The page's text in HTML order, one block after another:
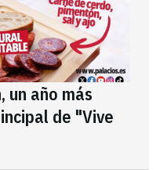
un año más
de "Vive